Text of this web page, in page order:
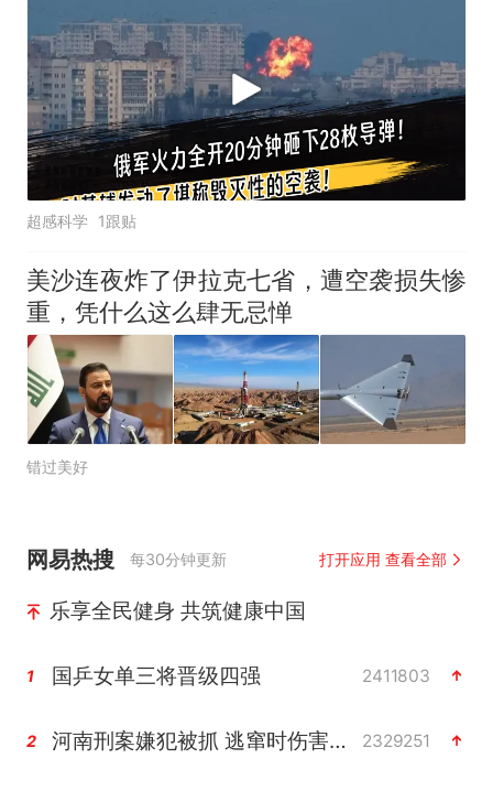
超感科学 1跟贴
美沙连夜炸了伊拉克七省，遭空袭损失惨
重，凭什么这么肆无忌惮
错过美好
网易热搜 每30分钟更新 打开应用 查看全部
乐享全民健身 共筑健康中国
1 国乒女单三将晋级四强 2411803
2 河南刑案嫌犯被抓 逃窜时伤害多人 2329251